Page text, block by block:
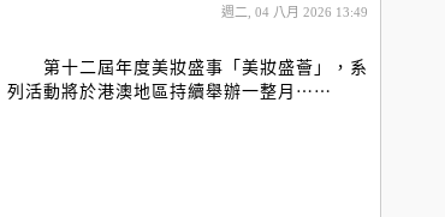
週二, 04 八月 2026 13:49
第十二屆年度美妝盛事「美妝盛薈」，系
列活動將於港澳地區持續舉辦一整月⋯⋯